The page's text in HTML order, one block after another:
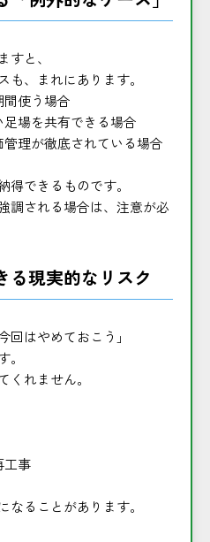
と、
も、まれにあります。
間使う場合
足場を共有できる場合
理が徹底されている場合
得できるものです。
調される場合は、注意が必
る現実的なリスク
回はやめておこう」
くれません。
工事
ることがあります。